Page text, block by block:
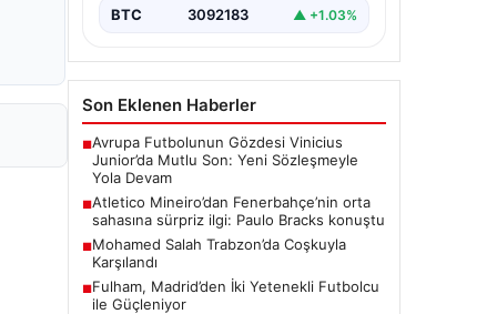
BTC 3092183 ▲ +1.03%
Son Eklenen Haberler
■Avrupa Futbolunun Gözdesi Vinicius
Junior’da Mutlu Son: Yeni Sözleşmeyle
Yola Devam
■Atletico Mineiro’dan Fenerbahçe’nin orta
sahasına sürpriz ilgi: Paulo Bracks konuştu
■Mohamed Salah Trabzon’da Coşkuyla
Karşılandı
■Fulham, Madrid’den İki Yetenekli Futbolcu
ile Güçleniyor